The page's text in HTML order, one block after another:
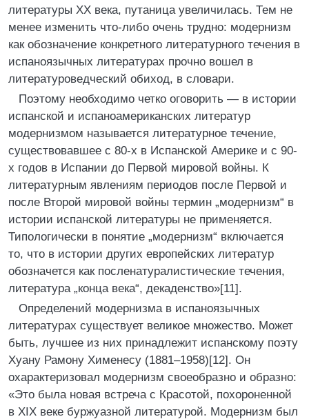
литературы XX века, путаница увеличилась. Тем не
менее изменить что-либо очень трудно: модернизм
как обозначение конкретного литературного течения в
испаноязычных литературах прочно вошел в
литературоведческий обиход, в словари.
Поэтому необходимо четко оговорить — в истории
испанской и испаноамериканских литератур
модернизмом называется литературное течение,
существовавшее с 80-х в Испанской Америке и с 90-
х годов в Испании до Первой мировой войны. К
литературным явлениям периодов после Первой и
после Второй мировой войны термин „модернизм“ в
истории испанской литературы не применяется.
Типологически в понятие „модернизм“ включается
то, что в истории других европейских литератур
обозначется как посленатуралистические течения,
литература „конца века“, декаденство»[11].
Определений модернизма в испаноязычных
литературах существует великое множество. Может
быть, лучшее из них принадлежит испанскому поэту
Хуану Рамону Хименесу (1881–1958)[12]. Он
охарактеризовал модернизм своеобразно и образно:
«Это была новая встреча с Красотой, похороненной
в XIX веке буржуазной литературой. Модернизм был